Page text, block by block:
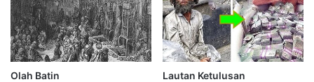
Olah Batin Lautan Ketulusan